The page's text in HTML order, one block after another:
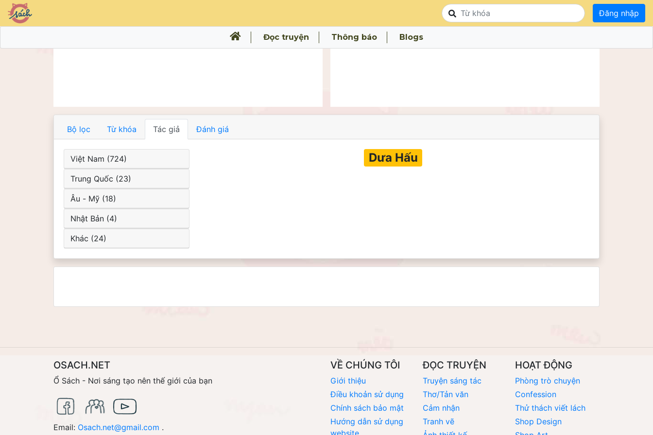
Đăng nhập
Đọc truyện Thông báo Blogs
Bộ lọc Từ khóa Tác giả Đánh giá
Việt Nam (724)
Trung Quốc (23)
Âu - Mỹ (18)
Nhật Bản (4)
Khác (24)
Dưa Hấu
OSACH.NET
Ổ Sách - Nơi sáng tạo nên thế giới của bạn
Email: Osach.net@gmail.com .
VỀ CHÚNG TÔI
Giới thiệu
Điều khoản sử dụng
Chính sách bảo mật
Hướng dẫn sử dụng
website
ĐỌC TRUYỆN
Truyện sáng tác
Thơ/Tản văn
Cảm nhận
Tranh vẽ
HOẠT ĐỘNG
Phòng trò chuyện
Confession
Thử thách viết lách
Shop Design